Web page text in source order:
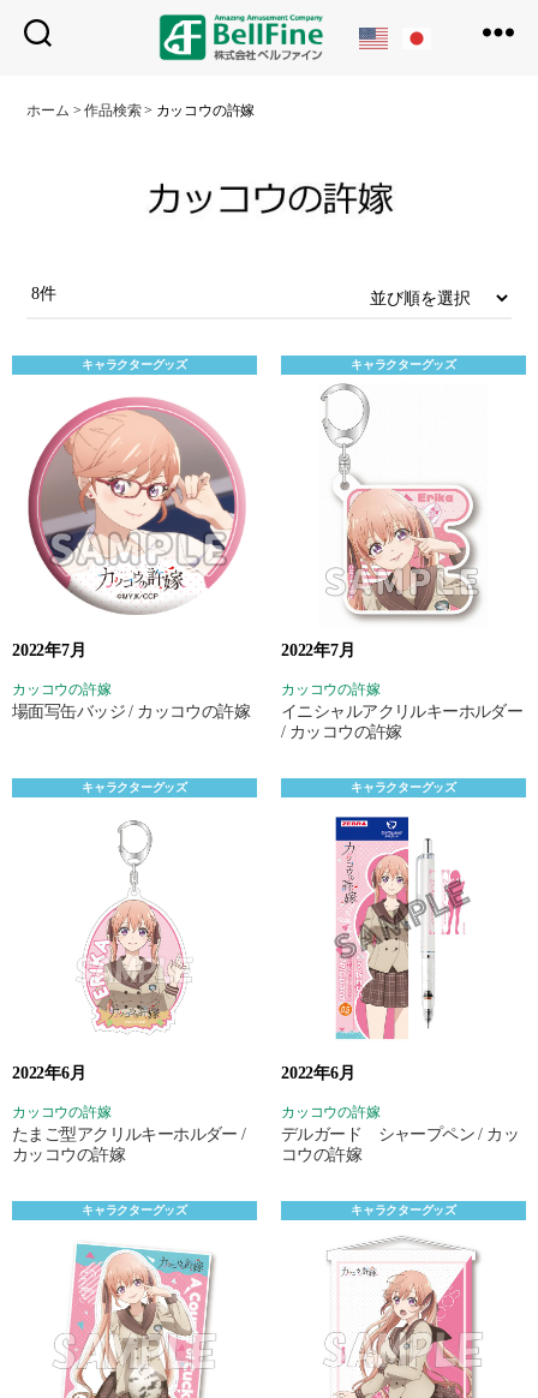
フ
ホーム >作品検索> カッコウの許嫁
8件
キャラクターグッズ
2022年7月
カッコウの許嫁
場面写缶バッジ / カッコウの許嫁
キャラクターグッズ
2022年7月
カッコウの許嫁
イニシャルアクリルキーホルダー
/ カッコウの許嫁
キャラクターグッズ
2022年6月
カッコウの許嫁
たまご型アクリルキーホルダー /
カッコウの許嫁
キャラクターグッズ
2022年6月
カッコウの許嫁
デルガード シャープペン / カッ
コウの許嫁
キャラクターグッズ キャラクターグッズ